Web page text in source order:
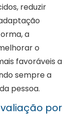
reduzir
a
o
favoráveis a
sempre a
pessoa.
por